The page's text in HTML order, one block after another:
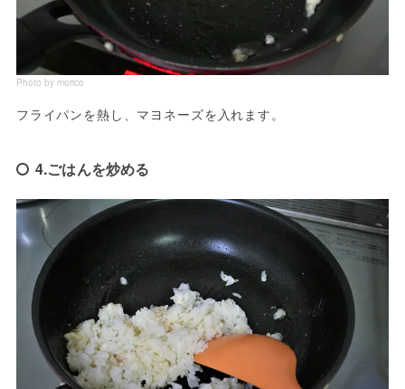
Photo by morico
フライパンを熱し、マヨネーズを入れます。
4.ごはんを炒める